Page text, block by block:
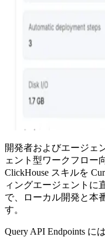
開発者およびエージェ
ェント型ワークフロー
ClickHouse スキルを
ィングエージェントに
で、ローカル開発と本
す。
Query API Endpoints